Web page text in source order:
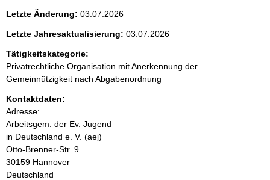
n
i
n
h
a
l
t
Letzte Änderung: 03.07.2026
Letzte Jahresaktualisierung: 03.07.2026
Tätigkeitskategorie:
Privatrechtliche Organisation mit Anerkennung der
Gemeinnützigkeit nach Abgabenordnung
Kontaktdaten:
Adresse:
Arbeitsgem. der Ev. Jugend
in Deutschland e. V. (aej)
Otto-Brenner-Str. 9
30159 Hannover
Deutschland